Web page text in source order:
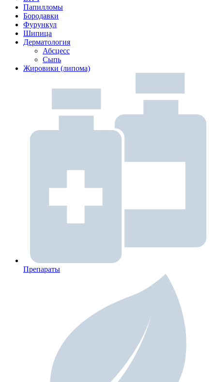
Папилломы
Бородавки
Фурункул
Шипица
Дерматология
Абсцесс
Сыпь
Жировики (липома)
Препараты